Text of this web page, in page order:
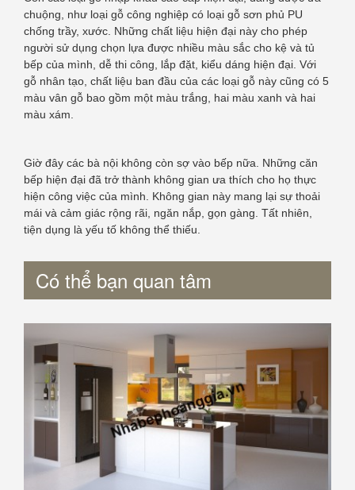
chuộng, như loại gỗ công nghiệp có loại gỗ sơn phủ PU
chống trầy, xước. Những chất liệu hiện đại này cho phép
người sử dụng chọn lựa được nhiều màu sắc cho kệ và tủ
bếp của mình, dễ thi công, lắp đặt, kiểu dáng hiện đại. Với
gỗ nhân tạo, chất liệu ban đầu của các loại gỗ này cũng có 5
màu vân gỗ bao gồm một màu trắng, hai màu xanh và hai
màu xám.
Giờ đây các bà nội không còn sợ vào bếp nữa. Những căn
bếp hiện đại đã trở thành không gian ưa thích cho họ thực
hiện công việc của mình. Không gian này mang lại sự thoải
mái và cảm giác rộng rãi, ngăn nắp, gọn gàng. Tất nhiên,
tiện dụng là yếu tố không thể thiếu.
Có thể bạn quan tâm